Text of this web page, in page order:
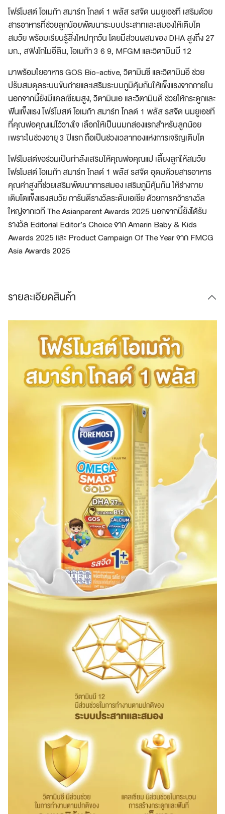
โฟร์โมสต์ โอเมก้า สมาร์ท โกลด์ 1 พลัส รสจืด นมยูเอชที เสริมด้วย
สารอาหารที่ช่วยลูกน้อยพัฒนาระบบประสาทและสมองให้เติบโต
สมวัย พร้อมเรียนรู้สิ่งใหม่ทุกวัน โดยมีส่วนผสมของ DHA สูงถึง 27
มก., สฟิงโกไมอีลิน,โอเมก้า 3 6 9, MFGM และวิตามินบี 12
มาพร้อมใยอาหารGOS Bio-active, วิตามินซี และวิตามินอี ช่วย
ปรับสมดุลระบบขับถ่ายและเสริมระบบภูมิคุ้มกันให้แข็งแรงจากภายใน
นอกจากนี้ยังมีแคลเซียมสูง, วิตามินเอ และวิตามินดี ช่วยให้กระดูกและ
ฟันแข็งแรงโฟร์โมสต์โอเมก้า สมาร์ท โกลด์ 1 พลัส รสจืด นมยูเอชที
ที่คุณพ่อคุณแม่ไว้วางใจ เลือกให้เป็นนมกล่องแรกสำหรับลูกน้อย
เพราะในช่วงอายุ 3 ปีแรก ถือเป็นช่วงเวลาทองแห่งการเจริญเติบโต
โฟร์โมสต์ขอร่วมเป็นกำลังเสริมให้คุณพ่อคุณแม่ เลี้ยงลูกให้สมวัย
โฟรโมสต์โอเมก้าสมาร์ท โกลด์ 1 พลัส รสจืด อุดมด้วยสารอาหาร
คุณค่าสูงที่ช่วยเสริมพัฒนาการสมอง เสริมภูมิคุ้มกันให้ร่างกาย
เติบโตแข็งแรงสมวัย การันตีรางวัลระดับเอเชีย ด้วยการคว้ารางวัล
ใหญ่จากเวทีThe AsianparentAwards 2025 นอกจากนี้ยังได้รับ
รางวัล Editorial Editor’s Choice จาก Amarin Baby & Kids
Awards 2025 และ Product Campaign Of The Year จาก FMCG
Asia Awards 2025
รายละเอียดสินค้า